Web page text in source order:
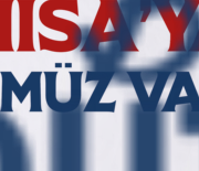
9 Madalya Kazanan
Türkiye Şampiyonası’nda
Muamması: Mücahit